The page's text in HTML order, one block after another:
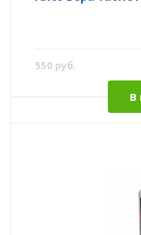
550 руб.
В